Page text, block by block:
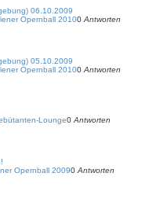
06.10.2009
Opernball 20100 Antworten
05.10.2009
Opernball 20100 Antworten
Lounge0 Antworten
Opernball 20090 Antworten